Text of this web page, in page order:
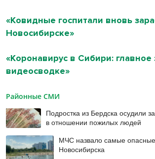
«Ковидные госпитали вновь
Новосибирске»
«Коронавирус в Сибири:
видеосводке»
Районные СМИ
Подростка из Бердска осудили
в отношении пожилых людей
МЧС назвало самые
Новосибирска